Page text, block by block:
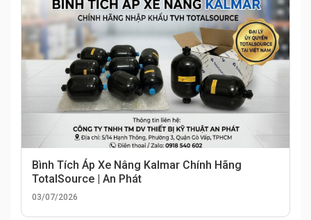
Bình Tích Áp Xe Nâng Kalmar Chính Hãng
TotalSource | An Phát
03/07/2026